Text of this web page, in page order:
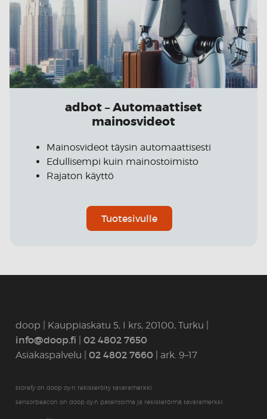
adbot – Automaattiset
mainosvideot
Mainosvideot täysin automaattisesti
Edullisempi kuin mainostoimisto
Rajaton käyttö
Tuotesivulle
doop | Kauppiaskatu 5, I krs, 20100, Turku |
info@doop.fi 02 4802 7650
Asiakaspalvelu | 02 4802 7660 | ark. 9–17
storefy on doop oy:n rekisteröity tavaramerkki
sensorbeacon on doop oy:n patentoima ja rekisteröimä tavaramerkki